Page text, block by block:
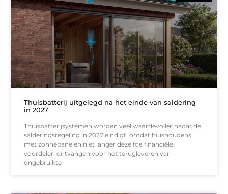
Thuisbatterij uitgelegd na het einde van saldering
in 2027
Thuisbatterijsystemen worden veel waardevoller nadat de
salderingsregeling in 2027 eindigt, omdat huishoudens
met zonnepanelen niet langer dezelfde financiële
voordelen ontvangen voor het terugleveren van
ongebruikte